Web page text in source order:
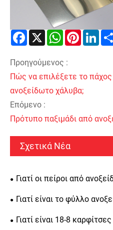
Facebook
X WhatsAppPinterest
Προηγούμενος :
Πώς να επιλέξετε το
ανοξείδωτο χάλυβα;
Επόμενο :
Πρότυπο παξιμάδι από
Σχετικά Νέα
Γιατί οι πείροι από
καλύτερη επιλογή για
Γιατί είναι το φύλλο
κορυφαία επιλογή για
Γιατί είναι 18-8